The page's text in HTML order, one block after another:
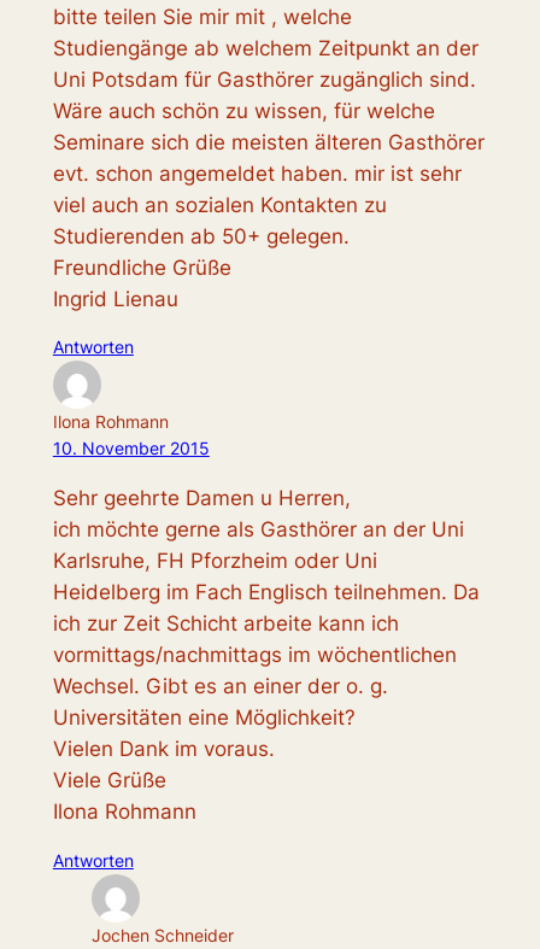
bitte teilen Sie mir mit , welche
Studiengänge ab welchem Zeitpunkt an der
Uni Potsdam für Gasthörer zugänglich sind.
Wäre auch schön zu wissen, für welche
Seminare sich die meisten älteren Gasthörer
evt. schon angemeldet haben. mir ist sehr
viel auch an sozialen Kontakten zu
Studierenden ab 50+ gelegen.
Freundliche Grüße
Ingrid Lienau
Antworten
Ilona Rohmann
10. November 2015
Sehr geehrte Damen u Herren,
ich möchte gerne als Gasthörer an der Uni
Karlsruhe, FH Pforzheim oder Uni
Heidelberg im Fach Englisch teilnehmen. Da
ich zur Zeit Schicht arbeite kann ich
vormittags/nachmittags im wöchentlichen
Wechsel. Gibt es an einer der o. g.
Universitäten eine Möglichkeit?
Vielen Dank im voraus.
Viele Grüße
Ilona Rohmann
Antworten
Jochen Schneider